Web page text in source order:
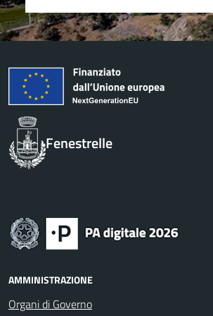
Fenestrelle
AMMINISTRAZIONE
Organi di Governo